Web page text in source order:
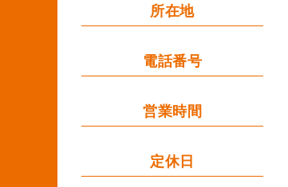
所在地
電話番号
営業時間
定休日